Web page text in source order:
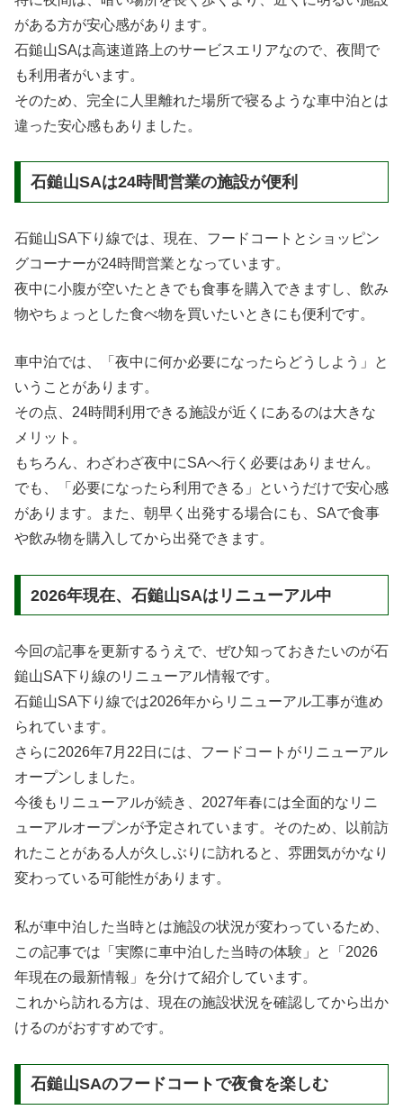
がある方が安心感があります。
石鎚山SAは高速道路上のサービスエリアなので、夜間で
も利用者がいます。
そのため、完全に人里離れた場所で寝るような車中泊とは
違った安心感もありました。
石鎚山SAは24時間営業の施設が便利
石鎚山SA下り線では、現在、フードコートとショッピン
グコーナーが24時間営業となっています。
夜中に小腹が空いたときでも食事を購入できますし、飲み
物やちょっとした食べ物を買いたいときにも便利です。
車中泊では、「夜中に何か必要になったらどうしよう」と
いうことがあります。
その点、24時間利用できる施設が近くにあるのは大きな
メリット。
もちろん、わざわざ夜中にSAへ行く必要はありません。
でも、「必要になったら利用できる」というだけで安心感
があります。また、朝早く出発する場合にも、SAで食事
や飲み物を購入してから出発できます。
2026年現在、石鎚山SAはリニューアル中
今回の記事を更新するうえで、ぜひ知っておきたいのが石
鎚山SA下り線のリニューアル情報です。
石鎚山SA下り線では2026年からリニューアル工事が進め
られています。
さらに2026年7月22日には、フードコートがリニューアル
オープンしました。
今後もリニューアルが続き、2027年春には全面的なリニ
ューアルオープンが予定されています。そのため、以前訪
れたことがある人が久しぶりに訪れると、雰囲気がかなり
変わっている可能性があります。
私が車中泊した当時とは施設の状況が変わっているため、
この記事では「実際に車中泊した当時の体験」と「2026
年現在の最新情報」を分けて紹介しています。
これから訪れる方は、現在の施設状況を確認してから出か
けるのがおすすめです。
石鎚山SAのフードコートで夜食を楽しむ